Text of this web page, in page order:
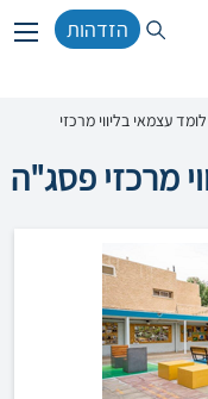
הזדהות
עצמאי בליווי מרכזי
מרכזי פסג"ה